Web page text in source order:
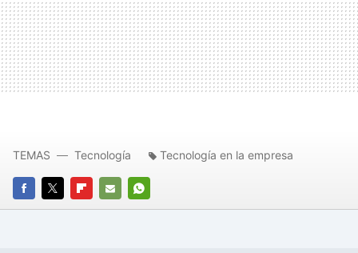
FACEBOOK
TWITTERFLIPBOARD
E-
WHATSAPP
TEMAS Tecnología Tecnología en la empresa